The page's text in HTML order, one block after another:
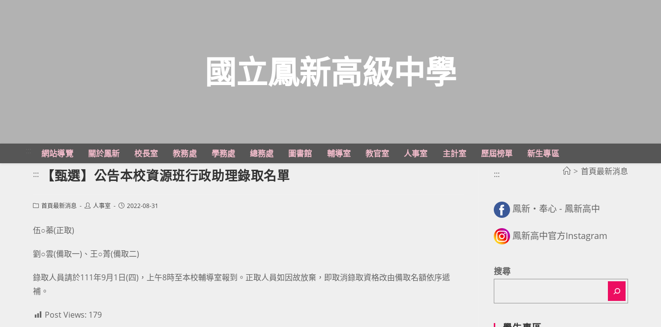
主
國立鳳新高級中學
網站導覽 關於鳳新 校長室 教務處 學務處 總務處 圖書館 輔導室 教官室 人事室 主計室 歷屆榜單
新生專區
> 首頁最新消息
::: 【甄選】公告本校資源班行政助理錄取名單
Post首頁最新消息
Post人事室
Post2022-08-31
伍○蓁(正取)
劉○雲(備取一)、王○菁(備取二)
錄取人員請於111年9月1日(四)，上午8時至本校輔導室報到。正取人員如因故放棄，即取消錄取資格改由備取名額依序遞
補。
Post Views: 179
:::
鳳新・奉心 - 鳳新高中
鳳新高中官方Instagram
搜尋